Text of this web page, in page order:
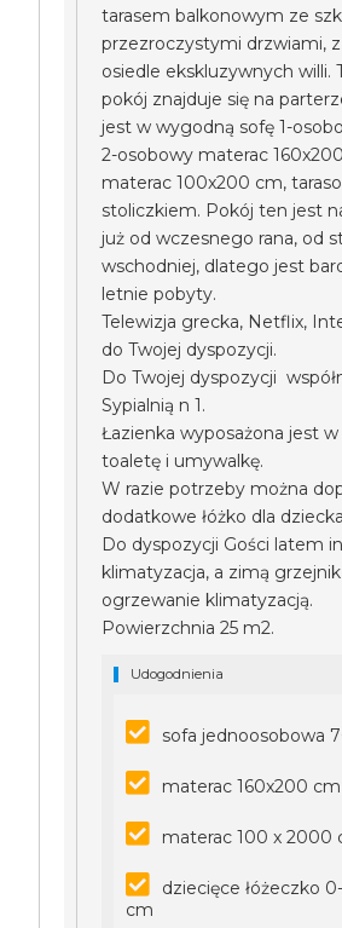
tarasem balkonowym ze
przezroczystymi drzwiami,
osiedle ekskluzywnych willi.
pokój znajduje się na
jest w wygodną sofę 1-
2-osobowy materac
materac 100x200 cm,
stoliczkiem. Pokój ten jest
już od wczesnego rana, od
wschodniej, dlatego jest
letnie pobyty.
Telewizja grecka, Netflix,
do Twojej dyspozycji.
Do Twojej dyspozycji
Sypialnią n 1.
Łazienka wyposażona jest
toaletę i umywalkę.
W razie potrzeby można
dodatkowe łóżko dla
Do dyspozycji Gości latem
klimatyzacja, a zimą
ogrzewanie klimatyzacją.
Powierzchnia 25 m2.
Udogodnienia
sofa jednoosobowa
materac 160x200 cm
materac 100 x 2000
dziecięce łóżeczko
cm